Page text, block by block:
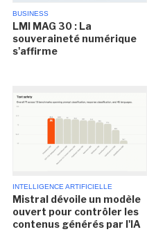
BUSINESS
LMI MAG 30 : La
souveraineté numérique
s'affirme
INTELLIGENCE ARTIFICIELLE
Mistral dévoile un modèle
ouvert pour contrôler les
contenus générés par l'IA